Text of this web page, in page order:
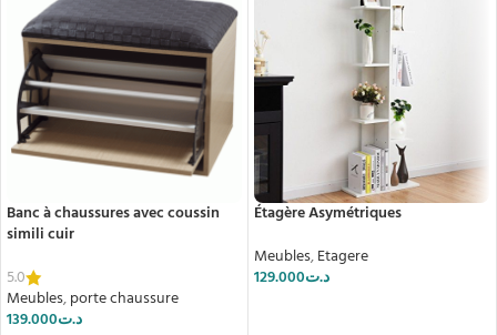
Banc à chaussures avec coussin
simili cuir
5.0
Meubles,porte chaussure
د.ت139.000
Étagère Asymétriques
Meubles,Etagere
د.ت129.000